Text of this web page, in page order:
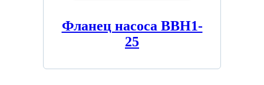
Фланец насоса ВВН1-
25